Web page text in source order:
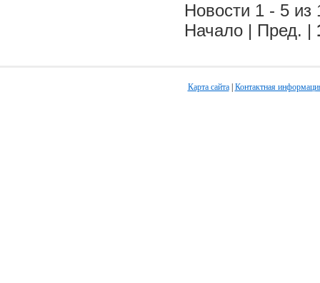
Новости 1 - 5 из
Начало | Пред. |
Карта сайта| Контактная